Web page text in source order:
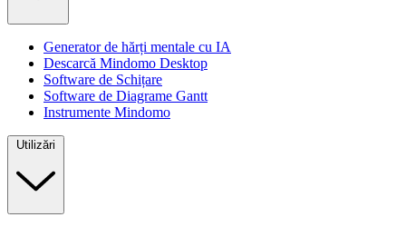
Generator de hărți mentale cu IA
Descarcă Mindomo Desktop
Software de Schițare
Software de Diagrame Gantt
Instrumente Mindomo
Utilizări